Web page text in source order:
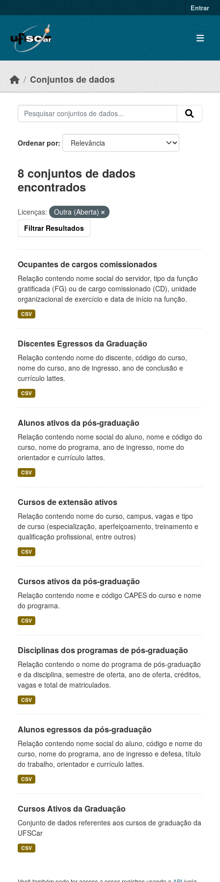
Entrar
Conjuntos de dados
Ordenar por
8 conjuntos de dados
encontrados
Licenças:
Outra (Aberta)
Filtrar Resultados
Ocupantes de cargos comissionados
Relação contendo nome social do servidor, tipo da função
gratificada (FG) ou de cargo comissionado (CD), unidade
organizacional de exercício e data de início na função.
CSV
Discentes Egressos da Graduação
Relação contendo nome do discente, código do curso,
nome do curso, ano de ingresso, ano de conclusão e
currículo lattes.
CSV
Alunos ativos da pós-graduação
Relação contendo nome social do aluno, nome e código do
curso, nome do programa, ano de ingresso, nome do
orientador e currículo lattes.
CSV
Cursos de extensão ativos
Relação contendo nome do curso, campus, vagas e tipo
de curso (especialização, aperfeiçoamento, treinamento e
qualificação profissional, entre outros)
CSV
Cursos ativos da pós-graduação
Relação contendo nome e código CAPES do curso e nome
do programa.
CSV
Disciplinas dos programas de pós-graduação
Relação contendo o nome do programa de pós-graduação
e da disciplina, semestre de oferta, ano de oferta, créditos,
vagas e total de matriculados.
CSV
Alunos egressos da pós-graduação
Relação contendo nome social do aluno, código e nome do
curso, nome do programa, ano de ingresso e defesa, título
do trabalho, orientador e currículo lattes.
CSV
Cursos Ativos da Graduação
Conjunto de dados referentes aos cursos de graduação da
UFSCar
CSV